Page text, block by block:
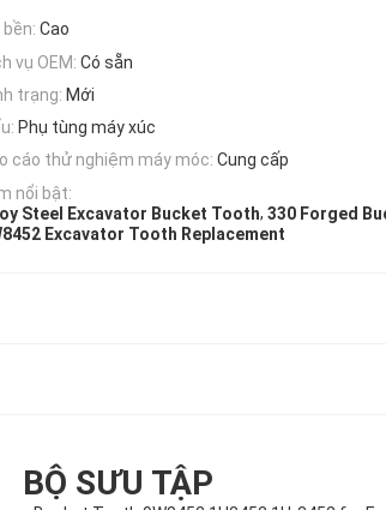
Cao
vụ OEM: Có sẵn
trạng: Mới
Phụ tùng máy xúc
cáo thử nghiệm máy móc: Cung cấp
nổi bật:
Steel Excavator Bucket Tooth, 330 Forged
Excavator Tooth Replacement
BỘ SƯU TẬP